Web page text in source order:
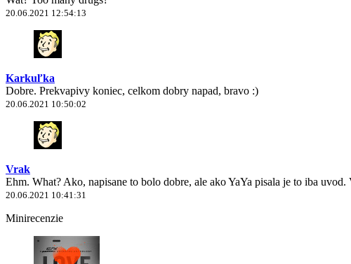
20.06.2021 12:54:13
Karkuľka
Dobre. Prekvapivy koniec, celkom dobry napad, bravo :)
20.06.2021 10:50:02
Vrak
Ehm. What? Ako, napisane to bolo dobre, ale ako YaYa pisala je to iba uvod.
20.06.2021 10:41:31
Minirecenzie